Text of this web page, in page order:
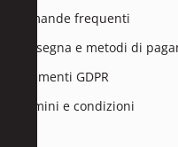
Domande frequenti
Consegna e metodi di
Strumenti GDPR
Termini e condizioni